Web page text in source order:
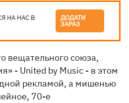
НА НАС В ДОДАТИ
ЗАРАЗ
вещательного союза,
- United by Music - в этом
рекламой, а мишенью
70-е